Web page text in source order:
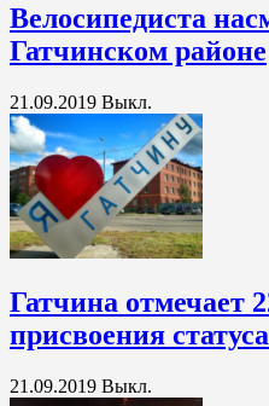
Велосипедиста
Гатчинском районе
21.09.2019 Выкл.
Гатчина отмечает
присвоения
21.09.2019 Выкл.